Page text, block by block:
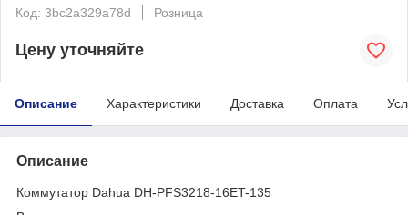
Код: 3bc2a329a78d
Розница
Цену уточняйте
Описание Характеристики Доставка Оплата
Описание
Коммутатор Dahua DH-PFS3218-16ET-135